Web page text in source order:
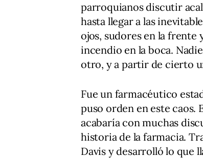
parroquianos discutir
hasta llegar a las
ojos, sudores en la frente
incendio en la boca.
otro, y a partir de cierto
Fue un farmacéutico
puso orden en este caos.
acabaría con muchas
historia de la farmacia.
Davis y desarrolló lo que